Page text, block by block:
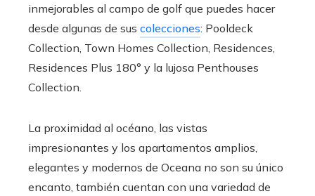
inmejorables al campo de golf que puedes hacer
desde algunas de sus colecciones: Pooldeck
Collection, Town Homes Collection, Residences,
Residences Plus 180° y la lujosa Penthouses
Collection.
La proximidad al océano, las vistas
impresionantes y los apartamentos amplios,
elegantes y modernos de Oceana no son su único
encanto, también cuentan con una variedad de